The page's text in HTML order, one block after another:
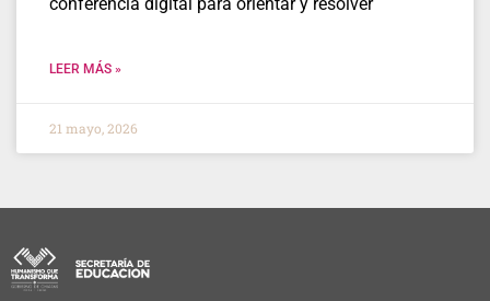
LEER MÁS »
21 mayo, 2026